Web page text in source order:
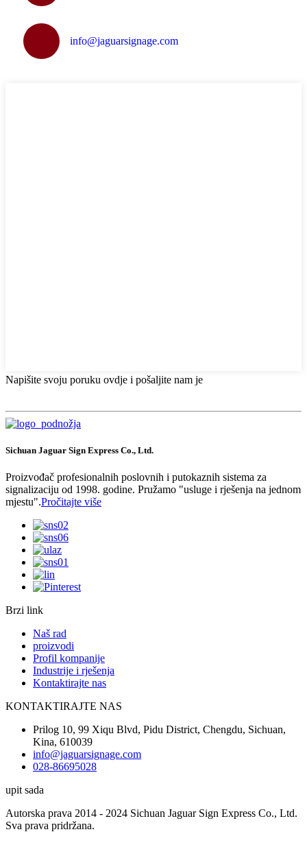
info@jaguarsignage.com
Napišite svoju poruku ovdje i pošaljite nam je
Sichuan Jaguar Sign Express Co., Ltd.
Proizvođač profesionalnih poslovnih i putokaznih sistema za
signalizaciju od 1998. godine. Pružamo "usluge i rješenja na jednom
mjestu".Pročitajte više
Brzi link
Naš rad
proizvodi
Profil kompanije
Industrije i rješenja
Kontaktirajte nas
KONTAKTIRAJTE NAS
Prilog 10, 99 Xiqu Blvd, Pidu District, Chengdu, Sichuan,
Kina, 610039
info@jaguarsignage.com
028-86695028
upit sada
Autorska prava 2014 - 2024 Sichuan Jaguar Sign Express Co., Ltd.
Sva prava pridržana.